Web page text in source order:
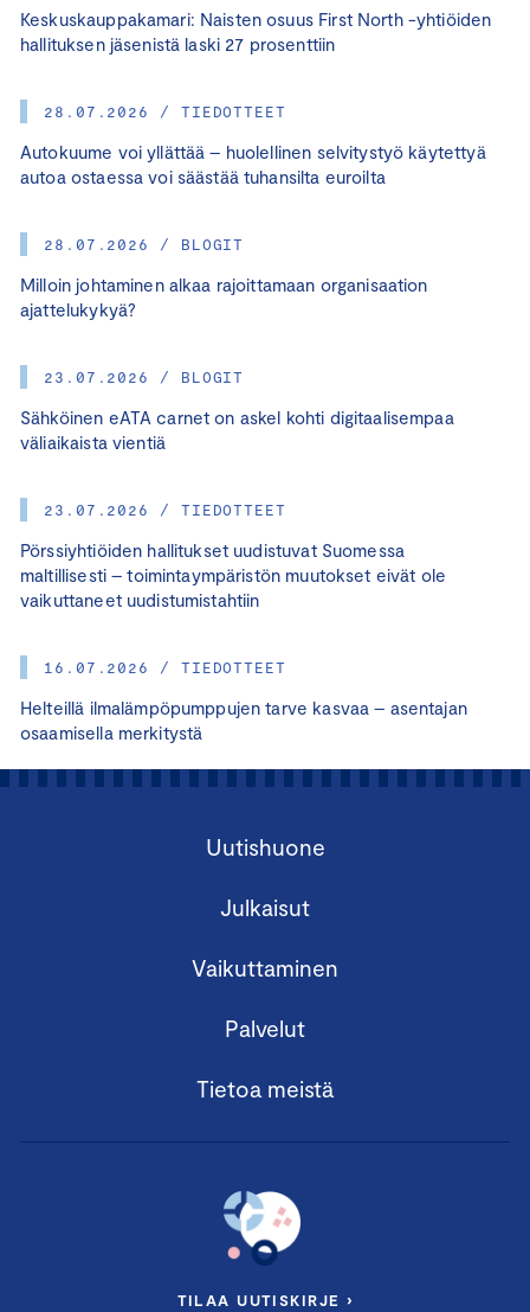
Keskuskauppakamari: Naisten osuus First North -yhtiöiden
hallituksen jäsenistä laski 27 prosenttiin
28.07.2026 / TIEDOTTEET
Autokuume voi yllättää – huolellinen selvitystyö käytettyä
autoa ostaessa voi säästää tuhansilta euroilta
28.07.2026 / BLOGIT
Milloin johtaminen alkaa rajoittamaan organisaation
ajattelukykyä?
23.07.2026 / BLOGIT
Sähköinen eATA carnet on askel kohti digitaalisempaa
väliaikaista vientiä
23.07.2026 / TIEDOTTEET
Pörssiyhtiöiden hallitukset uudistuvat Suomessa
maltillisesti – toimintaympäristön muutokset eivät ole
vaikuttaneet uudistumistahtiin
16.07.2026 / TIEDOTTEET
Helteillä ilmalämpöpumppujen tarve kasvaa – asentajan
osaamisella merkitystä
Uutishuone
Julkaisut
Vaikuttaminen
Palvelut
Tietoa meistä
TILAA UUTISKIRJE ›